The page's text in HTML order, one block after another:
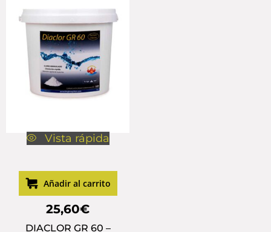
Vista rápida
Añadir al carrito
25,60€
DIACLOR GR 60 –